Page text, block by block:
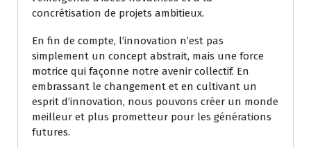
concrétisation de projets ambitieux.
En fin de compte, l’innovation n’est pas
simplement un concept abstrait, mais une force
motrice qui façonne notre avenir collectif. En
embrassant le changement et en cultivant un
esprit d’innovation, nous pouvons créer un monde
meilleur et plus prometteur pour les générations
futures.